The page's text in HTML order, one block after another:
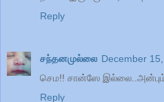
Reply
சந்தனமுல்லை December
செம!! சான்ஸே இல்லை..அன்பும்
Reply